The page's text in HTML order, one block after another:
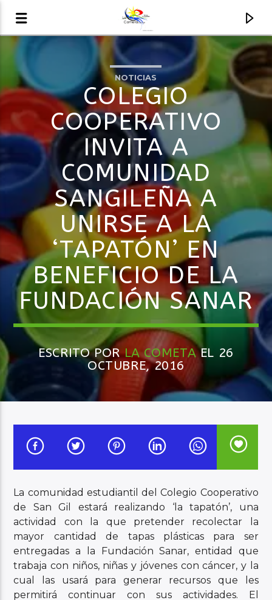
AUDIO EN VIVO
LA COMETA, SEÑALES A CIELO ABIERTO
Audio en Vivo
NOTICIAS
COLEGIO
COOPERATIVO
INVITA A
COMUNIDAD
SANGILEÑA A
UNIRSE A LA
‘TAPATÓN’ EN
BENEFICIO DE LA
FUNDACIÓN SANAR
ESCRITO PORLA COMETAEL 26
OCTUBRE, 2016
La comunidad estudiantil del Colegio Cooperativo
de San Gil estará realizando ‘la tapatón’, una
actividad con la que pretender recolectar la
mayor cantidad de tapas plásticas para ser
entregadas a la Fundación Sanar, entidad que
trabaja con niños, niñas y jóvenes con cáncer, y la
cual las usará para generar recursos que les
permitirá continuar con sus actividades. El